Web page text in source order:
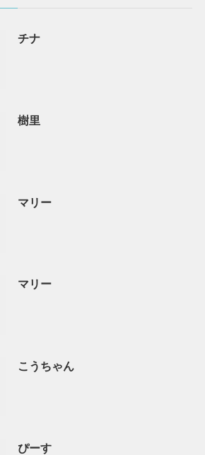
チナ
樹里
マリー
マリー
こうちゃん
ぴーす